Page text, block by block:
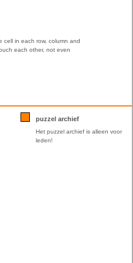
cell in each row, column and
each other, not even
puzzel archief
Het puzzel archief is alleen voor
leden!